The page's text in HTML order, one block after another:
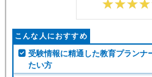
こんな人におすすめ
受験情報に精通した教育プランナ
たい方